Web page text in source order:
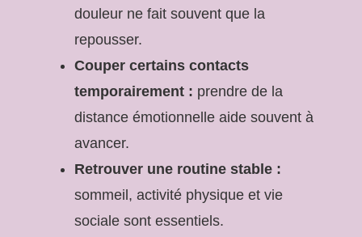
douleur ne fait souvent que la
repousser.
Couper certains contacts
temporairement : prendre de la
distance émotionnelle aide souvent à
avancer.
Retrouver une routine stable :
sommeil, activité physique et vie
sociale sont essentiels.